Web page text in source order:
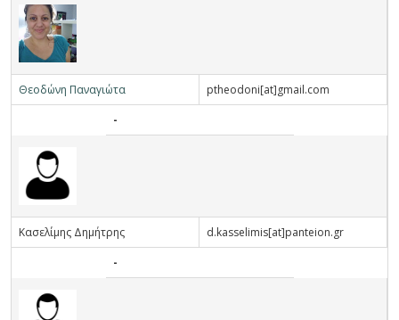
Θεοδώνη Παναγιώτα
ptheodoni[at]gmail.com
-
Κασελίμης Δημήτρης
d.kasselimis[at]panteion.gr
-